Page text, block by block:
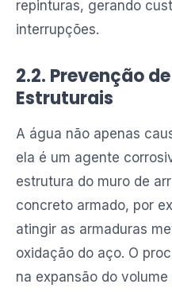
repinturas, gerando
interrupções.
2.2. Prevenção
Estruturais
A água não apenas
ela é um agente
estrutura do muro de
concreto armado, por
atingir as armaduras
oxidação do aço. O
na expansão do